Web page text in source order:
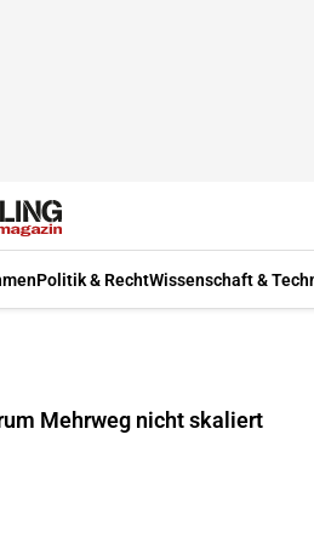
Politik & RechtWissenschaft &
Mehrweg nicht skaliert